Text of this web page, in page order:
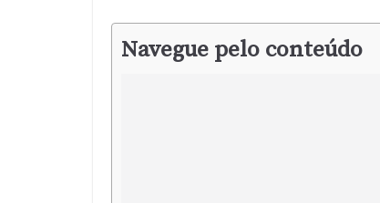
Navegue pelo conteúdo